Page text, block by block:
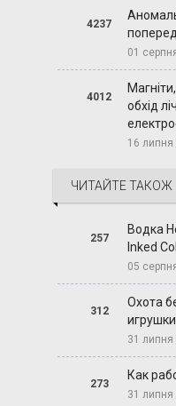
4237
01
4012
обхід
16 липня
ЧИТАЙТЕ ТАКОЖ
257
Водка
Inked
05
312
Охота
31 липня
273
Как
31 липня